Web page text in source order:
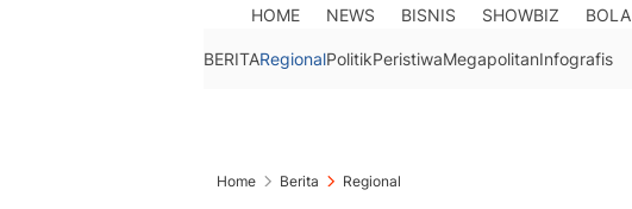
HOME NEWS BISNIS SHOWBIZ BOLA
BERITARegionalPolitikPeristiwaMegapolitanInfografis
Home Berita Regional